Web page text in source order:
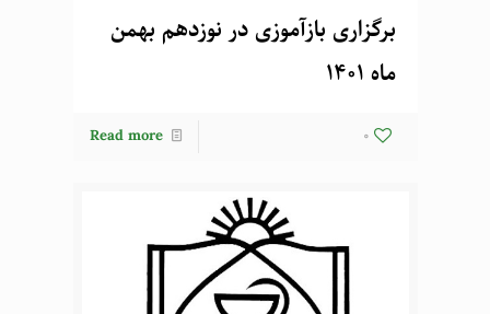
برگزاری بازآموزی در نوزدهم بهمن
ماه 1401
0
Read more